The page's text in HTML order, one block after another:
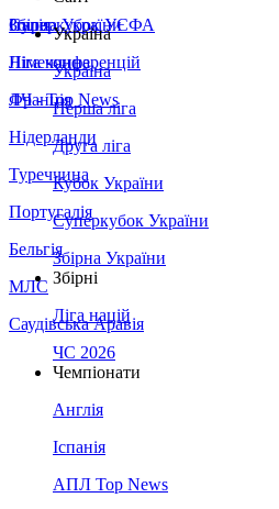
Збірна України
Італія
Німеччина
Франція
Нідерланди
Туреччина
Португалія
Бельгія
МЛС
Саудівська Аравія
Суперкубок УЄФА
Ліга конференцій
ЛЧ - Top News
Україна
Україна
Перша ліга
Друга ліга
Кубок України
Суперкубок України
Збірна України
Збірні
Ліга націй
ЧС 2026
Чемпіонати
Англія
Іспанія
АПЛ Top News